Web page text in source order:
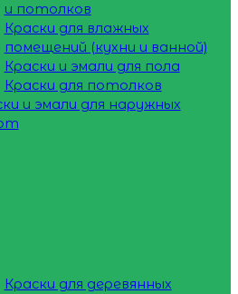
и потолков
Краски для влажных
помещений (кухни и ванной)
Краски и эмали для пола
Краски для потолков
и эмали для наружных
Краски для деревянных